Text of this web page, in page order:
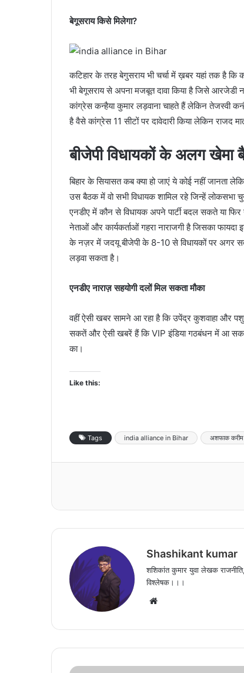
बेगूसराय किसे मिलेगा?
कटिहार के तरह बेगुसराय भी चर्चा में ख़बर यहां तक है कि
भी बेगूसराय से अपना मजबूत दावा किया है जिसे आरजेडी
कांग्रेस कन्हैया कुमार लड़वाना चाहते हैं लेकिन तेजस्वी
है वैसे कांग्रेस 11 सीटों पर दावेदारी किया लेकिन राजद
बीजेपी विधायकों के अलग खेमा
बिहार के सियासत कब क्या हो जाएं ये कोई नहीं जानता
उस बैठक में वो सभी विधायक शामिल रहे जिन्हें
एनडीए में कौन से विधायक अपने पार्टी बदल सकते या
नेताओं और कार्यकर्ताओं गहरा नाराजगी है जिसका
के नज़र में जदयू बीजेपी के 8-10 से विधायकों पर अगर
लड़वा सकता है।
एनडीए नाराज़ सहयोगी दलों मिल सकता मौका
वहीं ऐसी खबर सामने आ रहा है कि उपेंद्र कुशवाहा और
सकतें और ऐसी खबरें हैं कि VIP इंडिया गठबंधन में आ
का।
Like this:
Tags india alliance in Bihar अशफाक करीम
Shashikant kumar
शशिकांत कुमार युवा लेखक
विश्लेषक।।।
Website